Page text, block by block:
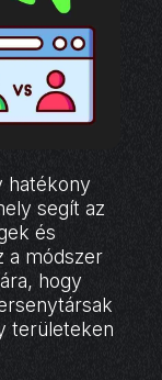
hatékony
segít az
és
a módszer
hogy
területeken